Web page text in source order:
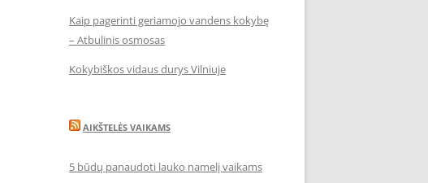
Kaip pagerinti geriamojo vandens kokybę
– Atbulinis osmosas
Kokybiškos vidaus durys Vilniuje
AIKŠTELĖS VAIKAMS
5 būdų panaudoti lauko namelį vaikams